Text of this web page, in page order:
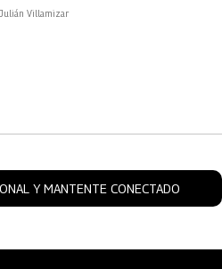
Villamizar
Y MANTENTE CONECTADO